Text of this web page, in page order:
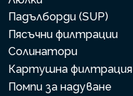
Падълборди (SUP)
Пясъчни филтрации
Солинатори
Картушна филтрация
Помпи за надуване